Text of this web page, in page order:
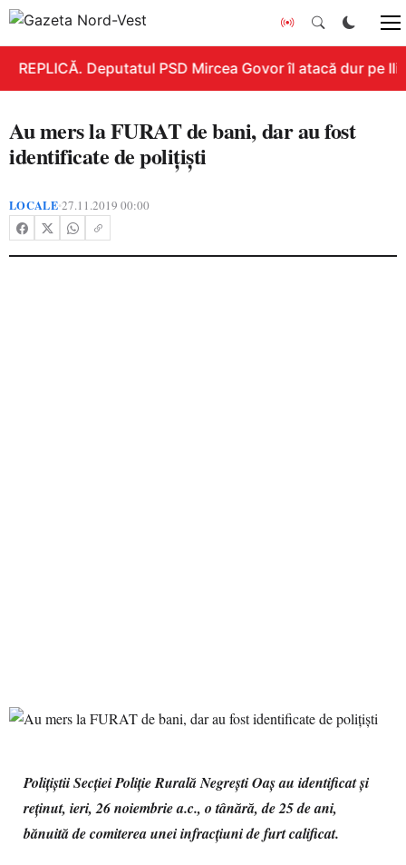
REPLICĂ. Deputatul PSD Mircea Govor îl atacă dur pe
Au mers la FURAT de bani, dar au fost
identificate de polițiști
LOCALE•27.11.2019 00:00
Polițiștii Secției Poliție Rurală Negrești Oaș au identificat și
reținut, ieri, 26 noiembrie a.c., o tânără, de 25 de ani,
bănuită de comiterea unei infracțiuni de furt calificat.